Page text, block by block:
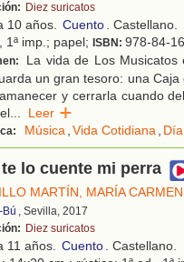
Diez suricatos
10 años. Cuento. Castellano.
1ª imp.; papel; ISBN: 978-84-
La vida de Los
un gran tesoro: una
y cerrarla cuando
... Leer
Música,Vida Cotidiana, Día
lo cuente mi perra
MARTÍN, MARÍA CARMEN
Bú , Sevilla, 2017
Diez suricatos
11 años. Cuento. Castellano.